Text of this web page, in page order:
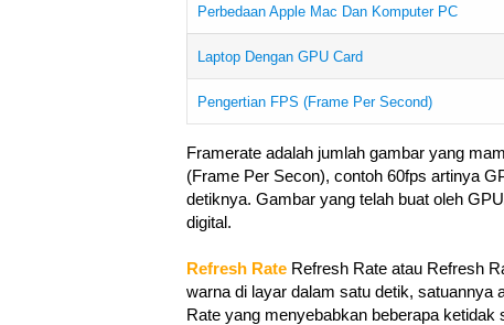
Perbedaan Apple Mac Dan Komputer PC
Laptop Dengan GPU Card
Pengertian FPS (Frame Per Second)
Framerate adalah jumlah gambar yang
(Frame Per Secon), contoh 60fps artinya
detiknya. Gambar yang telah buat oleh
digital.
Refresh Rate Refresh Rate atau Refresh
warna di layar dalam satu detik, satuannya
Rate yang menyebabkan beberapa